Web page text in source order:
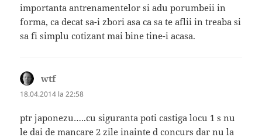
importanta antrenamentelor si adu porumbeii in
forma, ca decat sa-i zbori asa ca sa te aflii in treaba si
sa fi simplu cotizant mai bine tine-i acasa.
wtfspune:
18.04.2014 la 22:58
ptr japonezu…..cu siguranta poti castiga locu 1 s nu
le dai de mancare 2 zile inainte d concurs dar nu la